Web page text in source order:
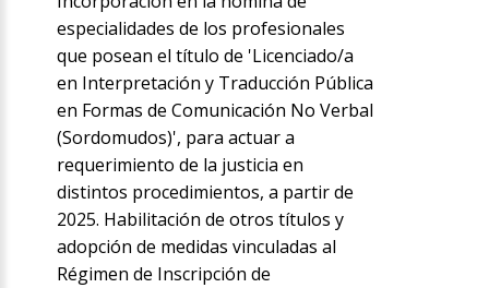
especialidades de los profesionales
que posean el título de 'Licenciado/a
en Interpretación y Traducción Pública
en Formas de Comunicación No Verbal
(Sordomudos)', para actuar a
requerimiento de la justicia en
distintos procedimientos, a partir de
2025. Habilitación de otros títulos y
adopción de medidas vinculadas al
Régimen de Inscripción de